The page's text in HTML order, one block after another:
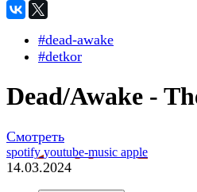
#dead-awake
#detkor
Dead/Awake -
Смотреть
spotifyyoutube-music apple
14.03.2024